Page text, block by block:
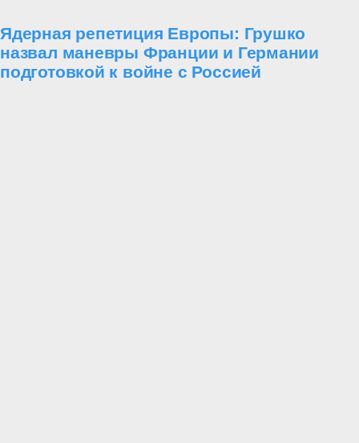
Ядерная репетиция Европы: Грушко
назвал маневры Франции и Германии
подготовкой к войне с Россией